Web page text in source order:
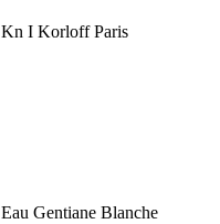
Kn I Korloff Paris
Eau Gentiane Blanche